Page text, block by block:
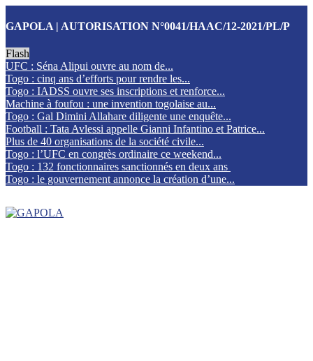
GAPOLA | AUTORISATION N°0041/HAAC/12-2021/PL/P
Flash
UFC : Séna Alipui ouvre au nom de...
Togo : cinq ans d’efforts pour rendre les...
Togo : IADSS ouvre ses inscriptions et renforce...
Machine à foufou : une invention togolaise au...
Togo : Gal Dimini Allahare diligente une enquête...
Football : Tata Avlessi appelle Gianni Infantino et Patrice...
Plus de 40 organisations de la société civile...
Togo : l’UFC en congrès ordinaire ce weekend...
Togo : 132 fonctionnaires sanctionnés en deux ans
Togo : le gouvernement annonce la création d’une...